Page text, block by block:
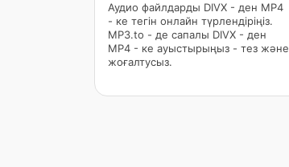
Аудио файлдарды DIVX - ден MP4
- ке тегін онлайн түрлендіріңіз.
MP3.to - де сапалы DIVX - ден
MP4 - ке ауыстырыңыз - тез және
жоғалтусыз.